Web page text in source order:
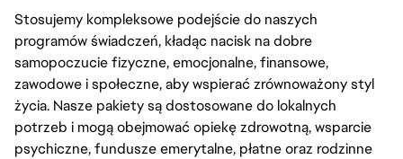
Stosujemy kompleksowe podejście do naszych
programów świadczeń, kładąc nacisk na dobre
samopoczucie fizyczne, emocjonalne, finansowe,
zawodowe i społeczne, aby wspierać zrównoważony styl
życia. Nasze pakiety są dostosowane do lokalnych
potrzeb i mogą obejmować opiekę zdrowotną, wsparcie
psychiczne, fundusze emerytalne, płatne oraz rodzinne